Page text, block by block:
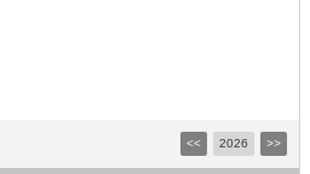
<< 2026 >>